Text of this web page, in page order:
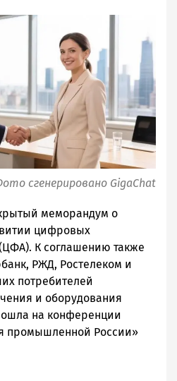
сгенерировано GigaChat
меморандум о
цифровых
К соглашению также
РЖД, Ростелеком и
потребителей
и оборудования
на конференции
промышленной России»